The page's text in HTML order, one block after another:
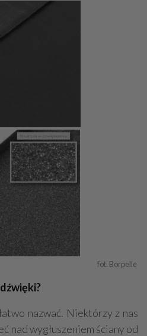
fot. Borpelle
nazwać. Niektórzy z nas
nad wygłuszeniem ściany od